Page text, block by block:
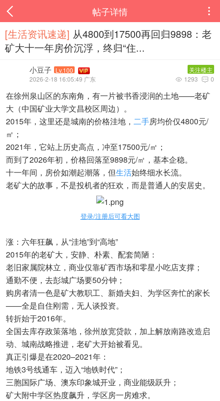
帖子详情 
[生活资讯速递‌] 从4800到17500再回归9898：老
矿大十一年房价沉浮，终归“住...
小豆子 Lv.100
关注楼主
2026-2-18 16:05:49 广东
 0
 1293
在徐州泉山区的东南角，有一片被书香浸润的土地——老矿
大（中国矿业大学文昌校区周边）。
2015年，这里还是城南的价格洼地， 二手房均价仅4800元/
㎡；
2021年，它站上历史高点，冲至17500元/㎡；
而到了2026年初，价格回落至9898元/㎡，基本企稳。
十一年间，房价如潮起潮落，但生活始终细水长流。
老矿大的故事，不是投机者的狂欢，而是普通人的安居史。
登录/注册后可看大图
涨：六年狂飙，从“洼地”到“高地”
2015年的老矿大，安静、朴素、配套简陋：
老旧家属院林立，商业仅靠矿西市场和零星小吃店支撑；
通勤不便，去彭城广场要50分钟；
购房者清一色是矿大教职工、新婚夫妇、为学区奔忙的家长
——全是自住刚需，无人谈投资。
转折始于2016年。
全国去库存政策落地，徐州放宽贷款，加上解放南路改造启
动、城南战略推进，老矿大开始被看见。
真正引爆是在2020–2021年：
地铁3号线通车，迈入“地铁时代”；
三胞国际广场、澳东印象城开业，商业能级跃升；
矿大附中学区热度飙升，学区房一房难求。